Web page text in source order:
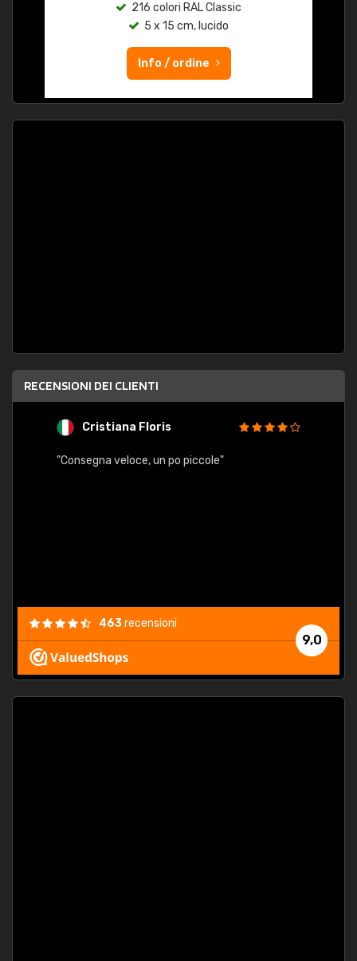
216 colori RAL Classic
5 x 15 cm, lucido
Info / ordine
RECENSIONI DEI CLIENTI
Cristiana Floris
"Consegna veloce, un po piccole"
9,0
463recensioni